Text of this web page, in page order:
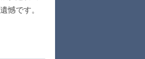
憾です。